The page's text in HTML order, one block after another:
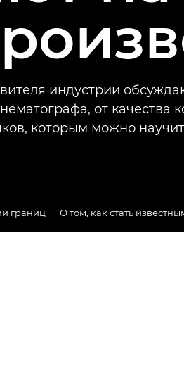
индустрии
от качества
которым можно
границ О том, как стать